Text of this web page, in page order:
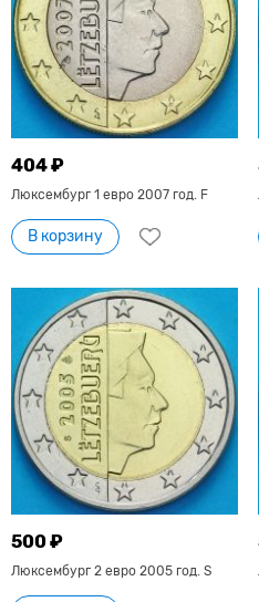
404 ₽
Люксембург 1 евро 2007 год. F
В корзину
500 ₽
Люксембург 2 евро 2005 год. S